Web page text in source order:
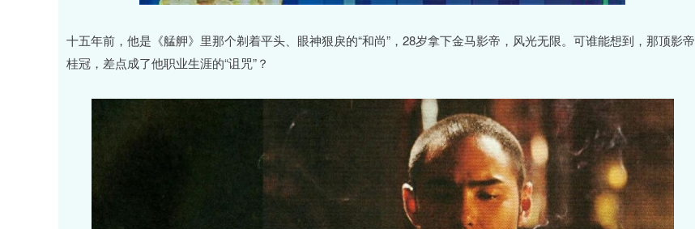
十五年前，他是《艋舺》里那个剃着平头、眼神狠戾的“和尚”，28岁拿下金马影帝，风光无限。可谁能想到，那顶影帝
桂冠，差点成了他职业生涯的“诅咒”？